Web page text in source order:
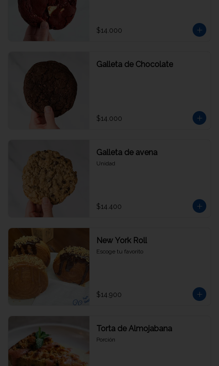
$14.000
Galleta de Chocolate
$14.000
Galleta de avena
Unidad
$14.400
New York Roll
Escoge tu favorito
$14.900
Torta de Almojabana
Porción